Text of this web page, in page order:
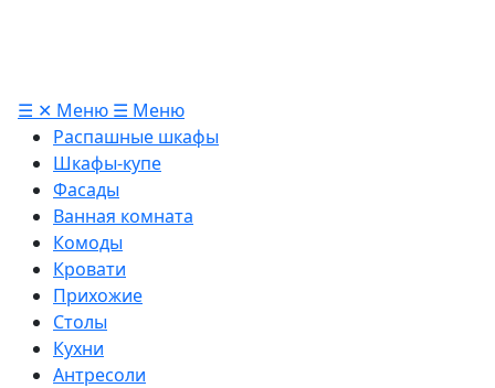
☰ ✕ Меню ☰ Меню
Распашные шкафы
Шкафы-купе
Фасады
Ванная комната
Комоды
Кровати
Прихожие
Столы
Кухни
Антресоли